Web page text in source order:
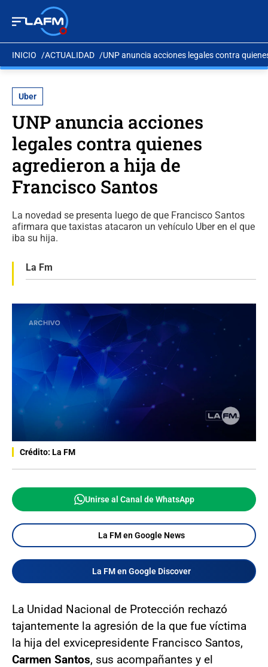
INICIO ACTUALIDAD UNP anuncia acciones legales contra
Uber
UNP anuncia acciones
legales contra quienes
agredieron a hija de
Francisco Santos
La novedad se presenta luego de que Francisco Santos
afirmara que taxistas atacaron un vehículo Uber en el que
iba su hija.
La Fm
Crédito: La FM
Unirse al Canal de WhatsApp
La FM en Google News
La FM en Google Discover
La Unidad Nacional de Protección rechazó
tajantemente la agresión de la que fue víctima
la hija del exvicepresidente Francisco Santos,
Carmen Santos, sus acompañantes y el